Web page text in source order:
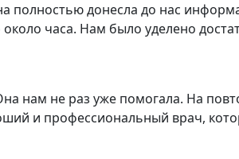
полностью донесла до нас
часа. Нам было уделено
нам не раз уже помогала. На
и профессиональный врач,